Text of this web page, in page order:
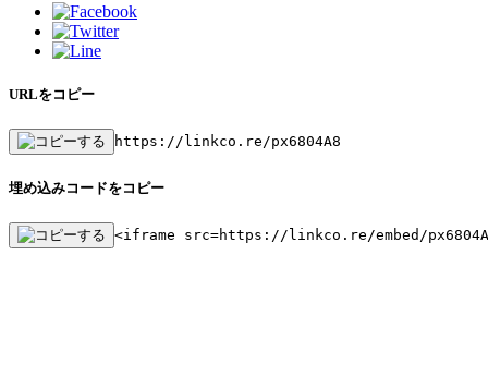
URLをコピー
https://linkco.re/px6804A8
埋め込みコードをコピー
<iframe src=https://linkco.re/embed/